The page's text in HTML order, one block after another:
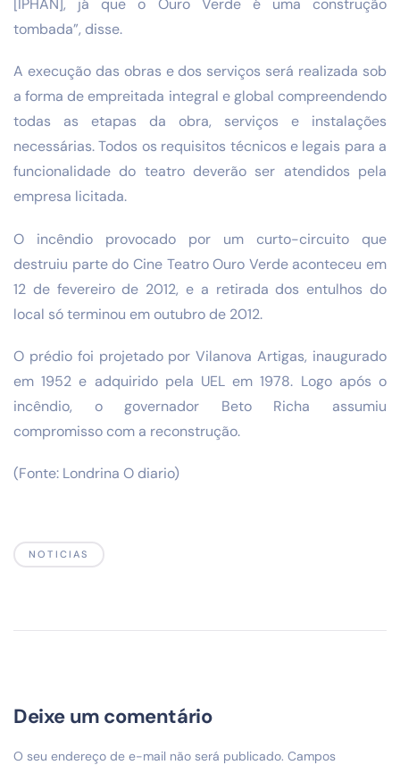
[IPHAN], já que o Ouro Verde é uma construção
tombada”, disse.
A execução das obras e dos serviços será realizada sob
a forma de empreitada integral e global compreendendo
todas as etapas da obra, serviços e instalações
necessárias. Todos os requisitos técnicos e legais para a
funcionalidade do teatro deverão ser atendidos pela
empresa licitada.
O incêndio provocado por um curto-circuito que
destruiu parte do Cine Teatro Ouro Verde aconteceu em
12 de fevereiro de 2012, e a retirada dos entulhos do
local só terminou em outubro de 2012.
O prédio foi projetado por Vilanova Artigas, inaugurado
em 1952 e adquirido pela UEL em 1978. Logo após o
incêndio, o governador Beto Richa assumiu
compromisso com a reconstrução.
(Fonte: Londrina O diario)
NOTICIAS
Deixe um comentário
O seu endereço de e-mail não será publicado. Campos